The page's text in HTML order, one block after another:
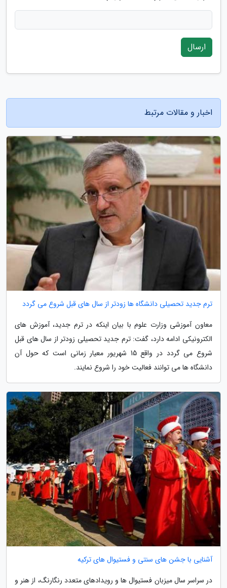
ارسال
اخبار و مقالات مرتبط
ترم جدید تحصیلی دانشگاه ها زودتر از سال های قبل شروع می گردد
معاون آموزشی وزارت علوم با بیان اینکه در ترم جدید، آموزش های
الکترونیکی ادامه دارد، گفت: ترم جدید تحصیلی زودتر از سال های قبل
شروع می گردد در واقع 15 شهریور معیار زمانی است که حول آن
دانشگاه ها می توانند فعالیت خود را شروع نمایند.
آشنایی با جشن های سنتی و فستیوال های ترکیه
در سراسر سال میزبان فستیوال ها و رویدادهای متعدد رنگارنگ، از هنر و